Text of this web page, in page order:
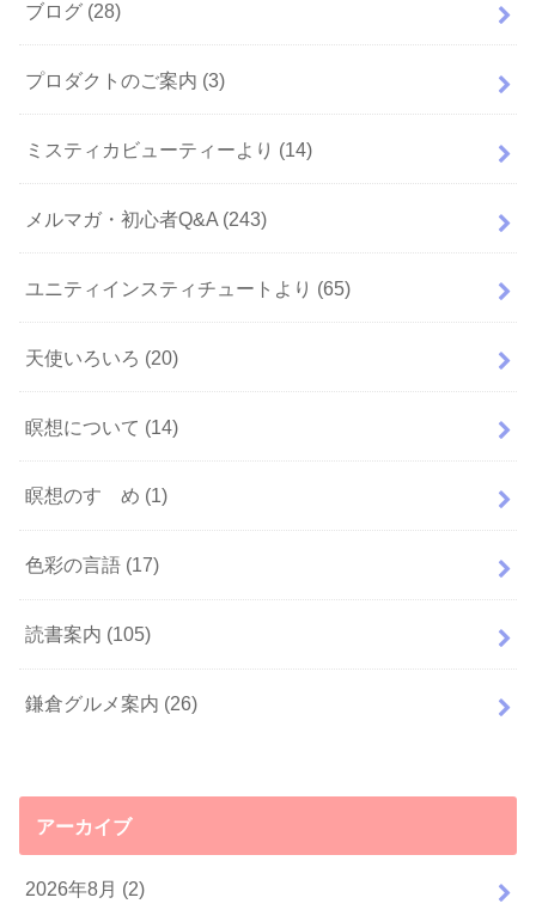
ブログ (28)
プロダクトのご案内 (3)
ミスティカビューティーより (14)
メルマガ・初心者Q&A (243)
ユニティインスティチュートより (65)
天使いろいろ (20)
瞑想について (14)
瞑想のすゝめ (1)
色彩の言語 (17)
読書案内 (105)
鎌倉グルメ案内 (26)
アーカイブ
2026年8月 (2)